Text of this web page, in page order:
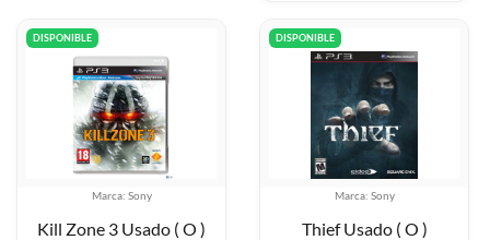
DISPONIBLE
Marca: Sony
Kill Zone 3 Usado ( O )
DISPONIBLE
Marca: Sony
Thief Usado ( O )